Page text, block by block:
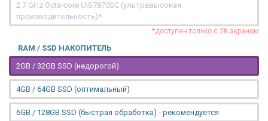
2.7 GHz Octa-core UIS7870SC (ультравысокая
производительность)*
*доступен только с 2K экраном
RAM / SSD НАКОПИТЕЛЬ
2GB / 32GB SSD (недорогой)
4GB / 64GB SSD (оптимальный)
6GB / 128GB SSD (быстрая обработка) - рекомендуется